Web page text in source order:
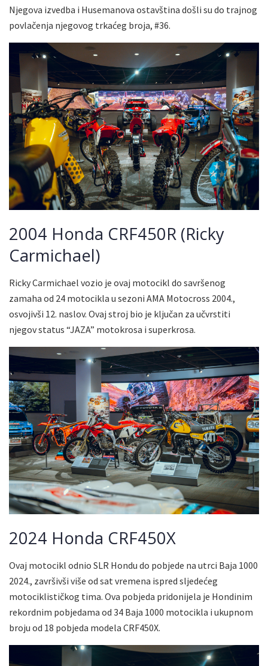
Njegova izvedba i Husemanova ostavština došli su do trajnog
povlačenja njegovog trkaćeg broja, #36.
2004 Honda CRF450R (Ricky
Carmichael)
Ricky Carmichael vozio je ovaj motocikl do savršenog
zamaha od 24 motocikla u sezoni AMA Motocross 2004.,
osvojivši 12. naslov. Ovaj stroj bio je ključan za učvrstiti
njegov status “JAZA” motokrosa i superkrosa.
2024 Honda CRF450X
Ovaj motocikl odnio SLR Hondu do pobjede na utrci Baja 1000
2024., završivši više od sat vremena ispred sljedećeg
motociklističkog tima. Ova pobjeda pridonijela je Hondinim
rekordnim pobjedama od 34 Baja 1000 motocikla i ukupnom
broju od 18 pobjeda modela CRF450X.